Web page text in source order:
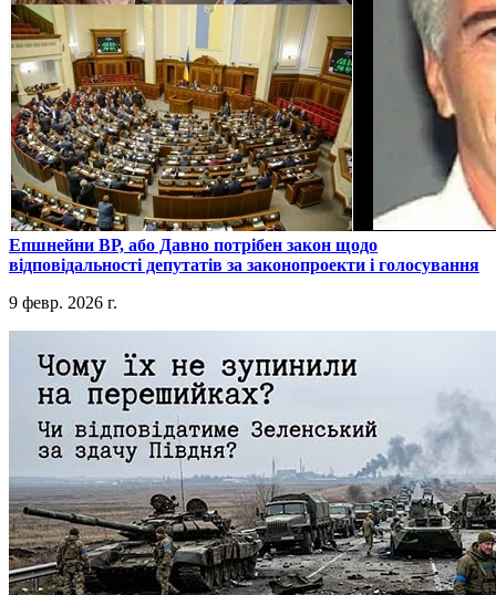
​Епшнейни ВР, або Давно потрібен закон щодо
відповідальності депутатів за законопроекти і голосування
9 февр. 2026 г.